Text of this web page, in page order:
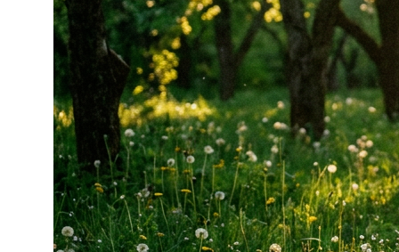
ОСТАВИТЬ ЗАЯВКУ
КОНТАКТЫ
shkodish@yandex.ru
+7 (926) 890-87-95
Школа программирования «шКОДишь»